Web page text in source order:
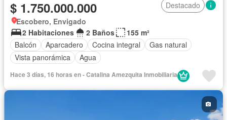
$ 1.750.000.000
Destacado
Escobero, Envigado
2 Habitaciones
2 Baños
155 m²
Balcón
Aparcadero Cocina integral
Gas natural
Vista panorámica
Agua
Hace 3 días, 16 horas en - Catalina Amezquita Inmobiliaria